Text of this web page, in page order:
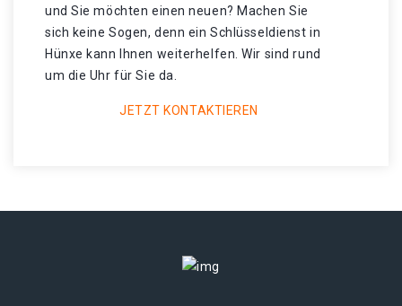
und Sie möchten einen neuen? Machen Sie
sich keine Sogen, denn ein Schlüsseldienst in
Hünxe kann Ihnen weiterhelfen. Wir sind rund
um die Uhr für Sie da.
JETZT KONTAKTIEREN